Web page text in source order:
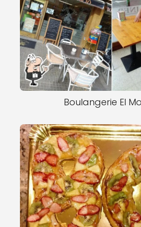
Boulangerie El